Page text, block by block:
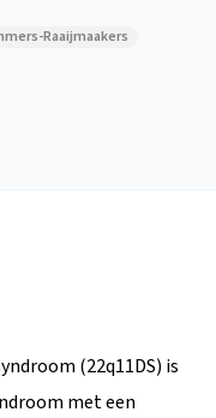
Raaijmaakers
(22q11DS) is
met een